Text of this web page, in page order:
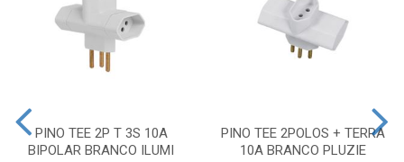
PINO TEE 2P T 3S 10A
BIPOLAR BRANCO ILUMI
PINO TEE 2POLOS + TERRA
10A BRANCO PLUZIE